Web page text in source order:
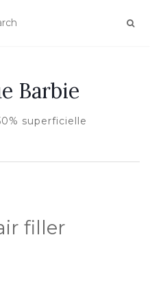
Barbie
superficielle
filler